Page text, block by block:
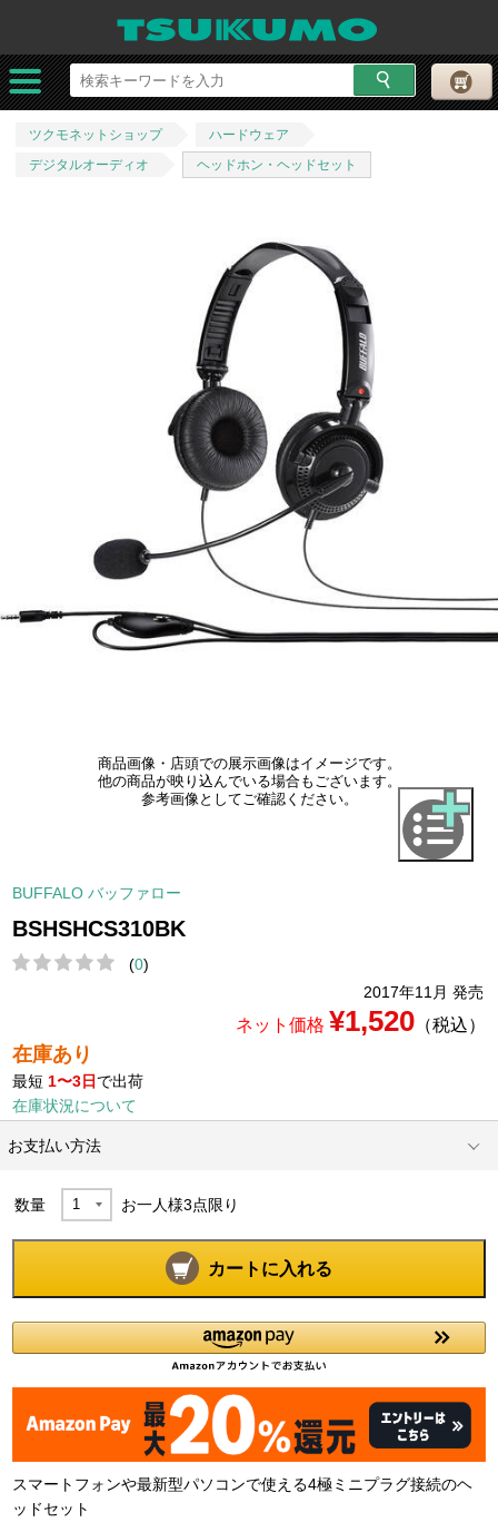
ツクモネットショップ
ハードウェア
デジタルオーディオ
ヘッドホン・ヘッドセット
商品画像・店頭での展示画像はイメージです。
他の商品が映り込んでいる場合もございます。
参考画像としてご確認ください。
BUFFALO バッファロー
BSHSHCS310BK
(0)
2017年11月 発売
ネット価格 ¥1,520（税込）
在庫あり
最短 1〜3日 で出荷
在庫状況について
お支払い方法
数量 お一人様3点限り
カートに入れる
スマートフォンや最新型パソコンで使える4極ミニプラグ接続のヘ
ッドセット